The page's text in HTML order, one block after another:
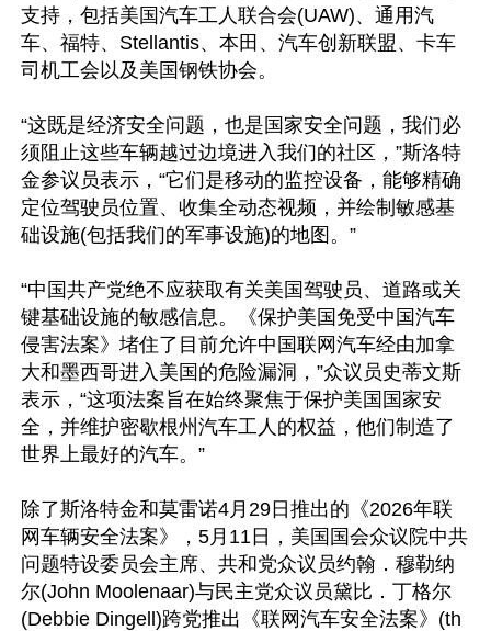
支持，包括美国汽车工人联合会(UAW)、通用汽
车、福特、Stellantis、本田、汽车创新联盟、卡车
司机工会以及美国钢铁协会。
“这既是经济安全问题，也是国家安全问题，我们必
须阻止这些车辆越过边境进入我们的社区，”斯洛特
金参议员表示，“它们是移动的监控设备，能够精确
定位驾驶员位置、收集全动态视频，并绘制敏感基
础设施(包括我们的军事设施)的地图。”
“中国共产党绝不应获取有关美国驾驶员、道路或关
键基础设施的敏感信息。《保护美国免受中国汽车
侵害法案》堵住了目前允许中国联网汽车经由加拿
大和墨西哥进入美国的危险漏洞，”众议员史蒂文斯
表示，“这项法案旨在始终聚焦于保护美国国家安
全，并维护密歇根州汽车工人的权益，他们制造了
世界上最好的汽车。”
除了斯洛特金和莫雷诺4月29日推出的《2026年联
网车辆安全法案》，5月11日，美国国会众议院中共
问题特设委员会主席、共和党众议员约翰．穆勒纳
尔(John Moolenaar)与民主党众议员黛比．丁格尔
(Debbie Dingell)跨党推出《联网汽车安全法案》(th